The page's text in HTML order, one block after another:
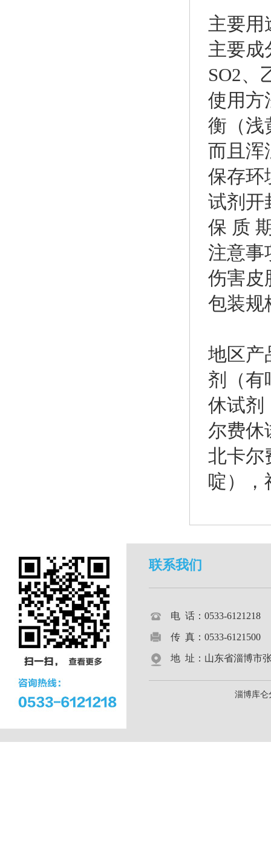
主要用
主要成
SO2、
使用方
衡（浅
而且浑
保存环
试剂开
保 质
注意事
伤害皮
包装规
地区
剂（有
休试剂
尔费休
北卡尔
啶）
，
联系我们
电 话：0533-
传 真：0533-6121500
地 址：山东省淄博市
淄博库